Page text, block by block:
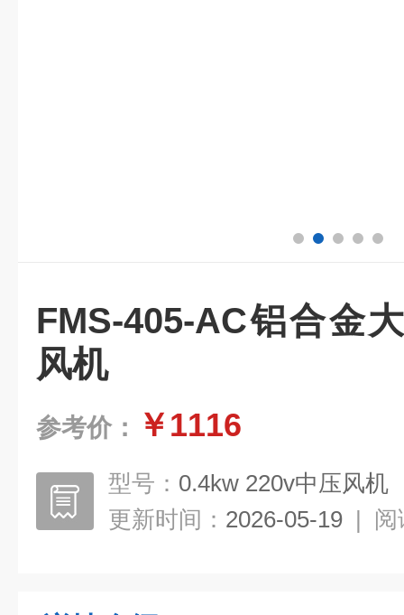
FMS-405-AC铝合金
风机
参考价： ￥1116
型号： 0.4kw 220v中压风机
更新时间： 2026-05-19 | 阅